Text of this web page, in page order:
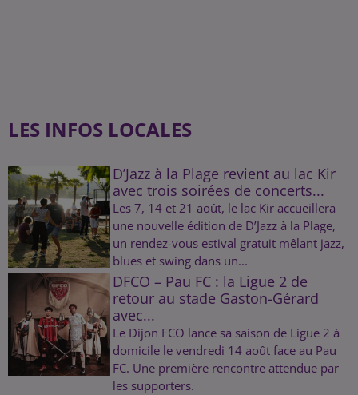
LES INFOS LOCALES
D’Jazz à la Plage revient au lac Kir
avec trois soirées de concerts...
Les 7, 14 et 21 août, le lac Kir accueillera
une nouvelle édition de D’Jazz à la Plage,
un rendez-vous estival gratuit mêlant jazz,
blues et swing dans un...
DFCO – Pau FC : la Ligue 2 de
retour au stade Gaston-Gérard
avec...
Le Dijon FCO lance sa saison de Ligue 2 à
domicile le vendredi 14 août face au Pau
FC. Une première rencontre attendue par
les supporters.